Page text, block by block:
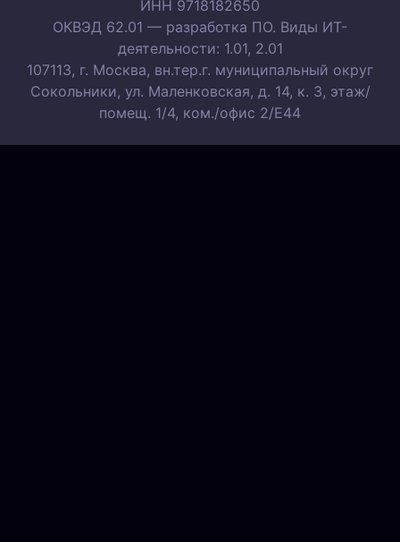
ИНН 9718182650
ОКВЭД 62.01 — разработка ПО. Виды ИТ-
деятельности: 1.01, 2.01
107113, г. Москва, вн.тер.г. муниципальный округ
Сокольники, ул. Маленковская, д. 14, к. 3, этаж/
помещ. 1/4, ком./офис 2/Е44